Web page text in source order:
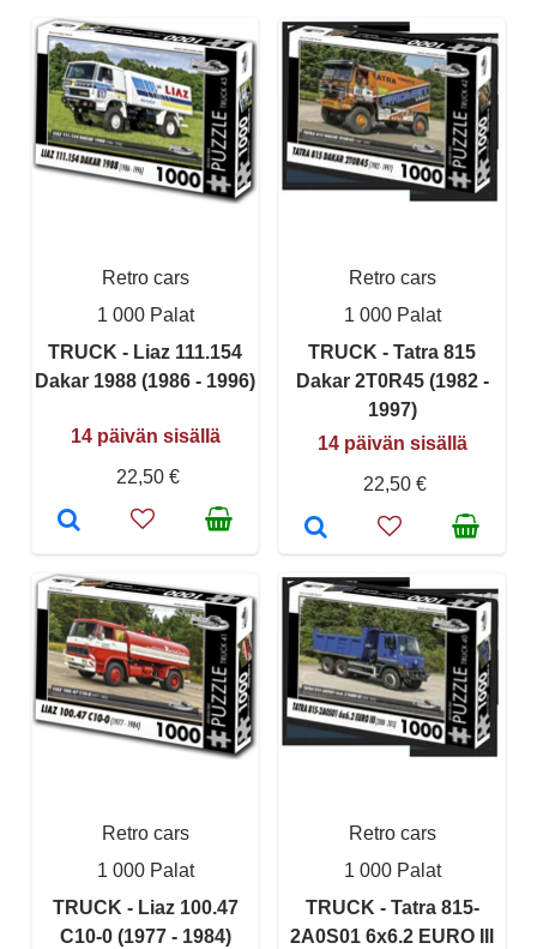
Retro cars
1 000 Palat
TRUCK - Liaz 111.154
Dakar 1988 (1986 - 1996)
14 päivän sisällä
22,50 €
Retro cars
1 000 Palat
TRUCK - Tatra 815
Dakar 2T0R45 (1982 -
1997)
14 päivän sisällä
22,50 €
Retro cars
1 000 Palat
TRUCK - Liaz 100.47
C10-0 (1977 - 1984)
Retro cars
1 000 Palat
TRUCK - Tatra 815-
2A0S01 6x6.2 EURO III